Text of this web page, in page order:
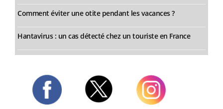
Comment éviter une otite pendant les vacances ?
Hantavirus : un cas détecté chez un touriste en France